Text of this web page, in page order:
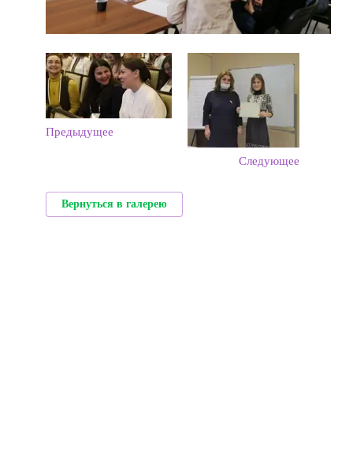
Предыдущее
Следующее
Вернуться в галерею